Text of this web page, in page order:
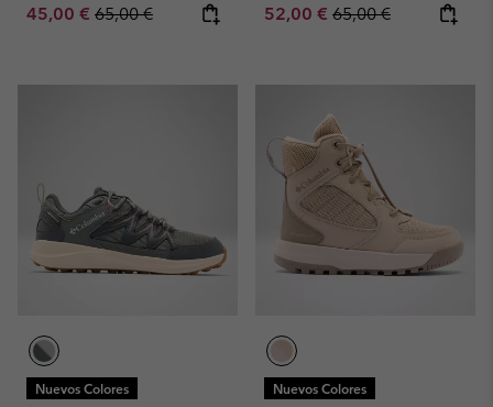
Sale price:
45,00 € Regular price:
65,00 € Sale price:
52,00 € Regular price:
65,00 €
Nuevos Colores Nuevos Colores